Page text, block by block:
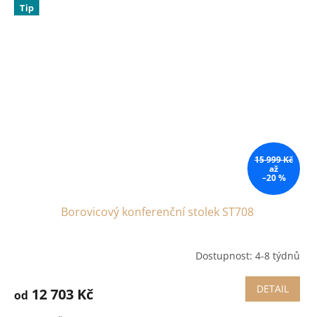
Tip
15 999 Kč
až
–20 %
Borovicový konferenční stolek ST708
Dostupnost: 4-8 týdnů
od 12 703 Kč DETAIL